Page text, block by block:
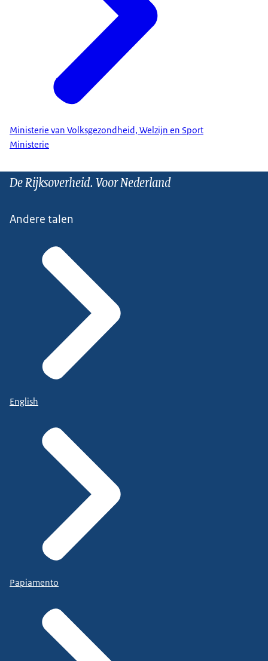
Ministerie van Volksgezondheid, Welzijn en Sport
Ministerie
De Rijksoverheid. Voor Nederland
Andere talen
English
Papiamento